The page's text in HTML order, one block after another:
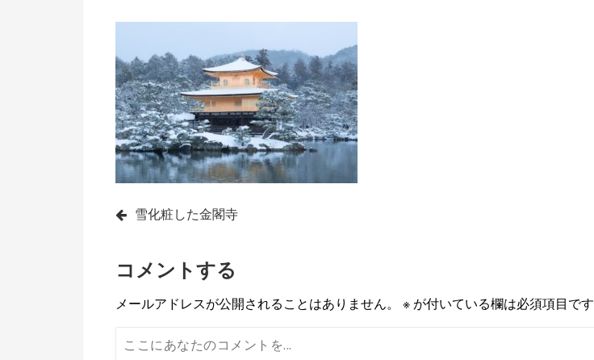
投
ナ
ビ
ゲ
雪化粧した金閣寺
コメントする
メールアドレスが公開されることはありません。 ※ が付いている欄は必須項目です